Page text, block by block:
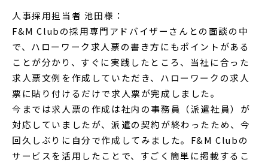
人事採用担当者 池田様：
F&M Clubの採用専門アドバイザーさんとの面談の中
で、ハローワーク求人票の書き方にもポイントがある
ことが分かり、すぐに実践したところ、当社に合った
求人票文例を作成していただき、ハローワークの求人
票に貼り付けるだけで求人票が完成しました。
今までは求人票の作成は社内の事務員（派遣社員）が
対応していましたが、派遣の契約が終わったため、今
回久しぶりに自分で作成してみました。F&M Clubの
サービスを活用したことで、すごく簡単に掲載するこ